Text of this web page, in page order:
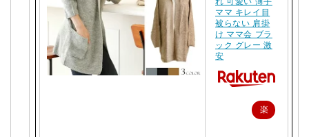
ママ キレイ目
被らない 肩掛
け ママ会 ブラ
ック グレー 激
安
楽